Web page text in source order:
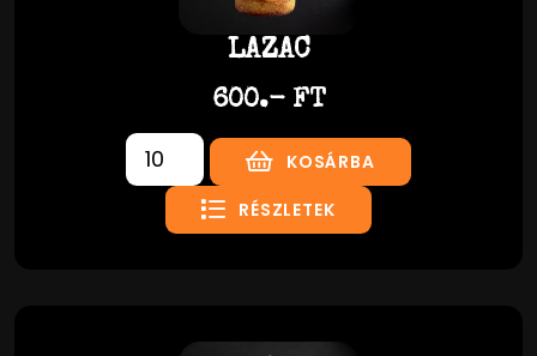
LAZAC
600.- FT
KOSÁRBA
RÉSZLETEK